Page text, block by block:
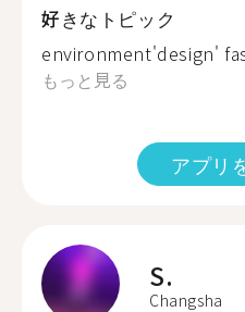
好きなトピック
environment'design'
もっと見る
アプリ
S.
Changsha